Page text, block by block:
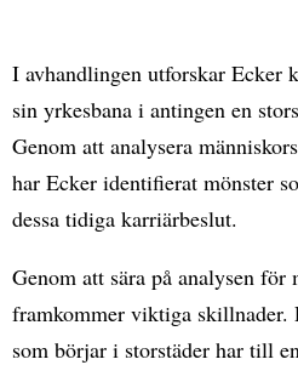
I avhandlingen utforskar Ecker
sin yrkesbana i antingen en
Genom att analysera
har Ecker identifierat mönster
dessa tidiga karriärbeslut.
Genom att sära på analysen
framkommer viktiga skillnader.
som börjar i storstäder har till